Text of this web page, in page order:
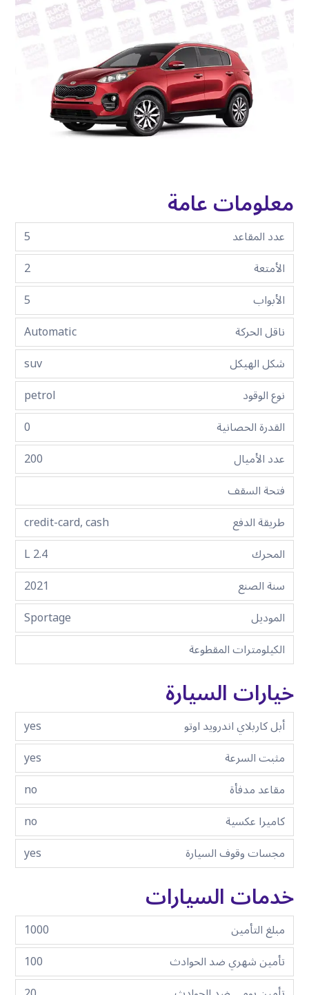
معلومات عامة
عدد المقاعد
5
الأمتعة
2
الأبواب
5
ناقل الحركة
Automatic
شكل الهيكل
suv
نوع الوقود
petrol
القدرة الحصانية
0
عدد الأميال
200
فتحة السقف
طريقة الدفع
credit-card, cash
المحرك
2.4 L
سنة الصنع
2021
الموديل
Sportage
الكيلومترات المقطوعة
خيارات السيارة
أبل كاربلاي اندرويد اوتو
yes
مثبت السرعة
yes
مقاعد مدفأة
no
كاميرا عكسية
no
مجسات وقوف السيارة
yes
خدمات السيارات
مبلغ التأمين
1000
تأمين شهري ضد الحوادث
100